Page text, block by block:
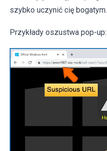
szybko uczynić cię bogatym.
Przykłady oszustwa pop-up: